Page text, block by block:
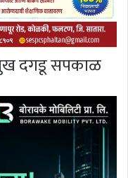
दगडू सपकाळ